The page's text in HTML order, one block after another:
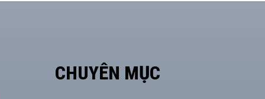
CHUYÊN MỤC